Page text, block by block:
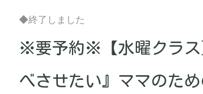
◆終了しました
※要予約※【水曜クラス
べさせたい』ママのた